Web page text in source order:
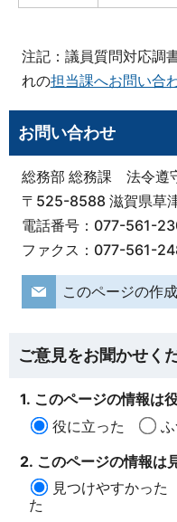
注記：議員質問対応調
れの担当課へお問い合
お問い合わせ
総務部 総務課 法令遵
〒525-8588 滋賀県草
電話番号：077-561-
ファクス：077-561-
このページの作
ご意見をお聞かせく
1. このページの情報は
役に立った
2. このページの情報は
見つけやすかった
た